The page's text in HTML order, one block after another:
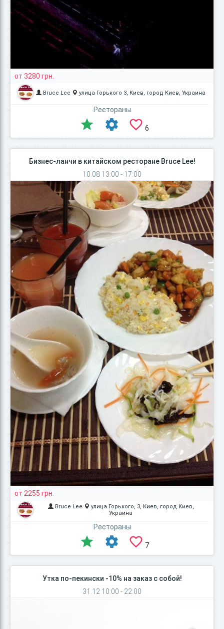
от 3280 грн.
Bruce Lee улица Горького 3, Киев, город Киев, Украина
Рестораны
6
Бизнес-ланчи в китайском ресторане Bruce Lee!
10.08 13:00 - 17:00
от 2255 грн.
Bruce Lee
улица Горького, 3, Киев, город Киев,
Украина
Рестораны
7
Утка по-пекински -10% на заказ с собой!
31.12 10:00 - 22:00